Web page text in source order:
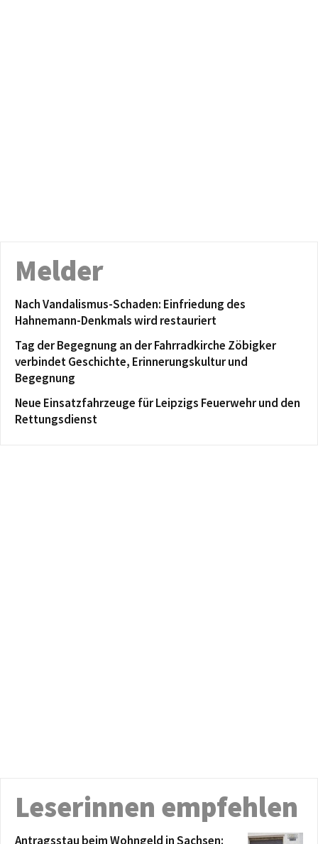
Melder
Nach Vandalismus-Schaden: Einfriedung des
Hahnemann-Denkmals wird restauriert
Tag der Begegnung an der Fahrradkirche Zöbigker
verbindet Geschichte, Erinnerungskultur und
Begegnung
Neue Einsatzfahrzeuge für Leipzigs Feuerwehr und den
Rettungsdienst
Leserinnen empfehlen
Antragsstau beim Wohngeld in Sachsen: